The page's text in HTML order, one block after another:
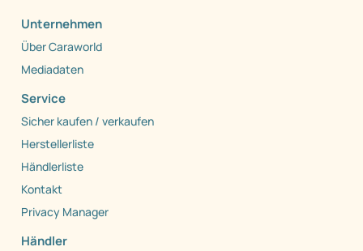
Unternehmen
Über Caraworld
Mediadaten
Service
Sicher kaufen / verkaufen
Herstellerliste
Händlerliste
Kontakt
Privacy Manager
Händler